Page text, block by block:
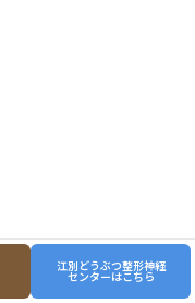
江別どうぶつ整形神経
センターはこちら